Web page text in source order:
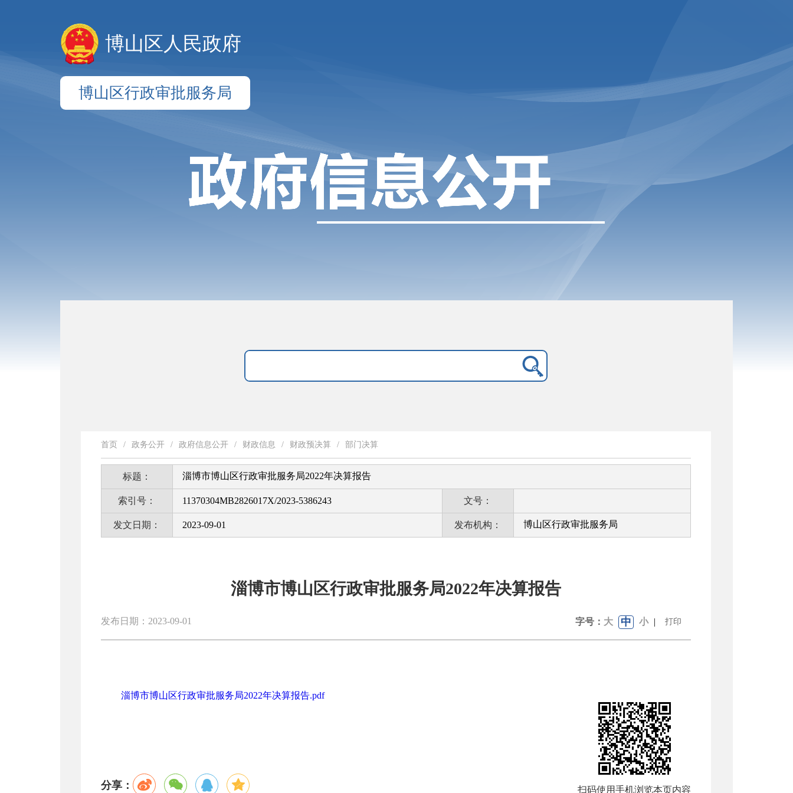
博山区人民政府
博山区行政审批服务局
首页 / 政务公开 / 政府信息公开 / 财政信息 / 财政预决算 / 部门决算
标题： 淄博市博山区行政审批服务局2022年决算报告
索引号： 11370304MB2826017X/2023-5386243 文号：
发文日期： 2023-09-01 发布机构： 博山区行政审批服务局
淄博市博山区行政审批服务局2022年决算报告
发布日期：2023-09-01 字号： 大 中 小 | 打印
淄博市博山区行政审批服务局2022年决算报告.pdf
分享： 扫码使用手机浏览本页内容